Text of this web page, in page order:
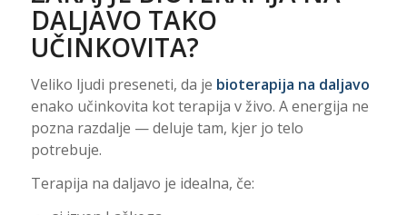
DALJAVO TAKO
UČINKOVITA?
Veliko ljudi preseneti, da je bioterapija na daljavo
enako učinkovita kot terapija v živo. A energija ne
pozna razdalje — deluje tam, kjer jo telo
potrebuje.
Terapija na daljavo je idealna, če: